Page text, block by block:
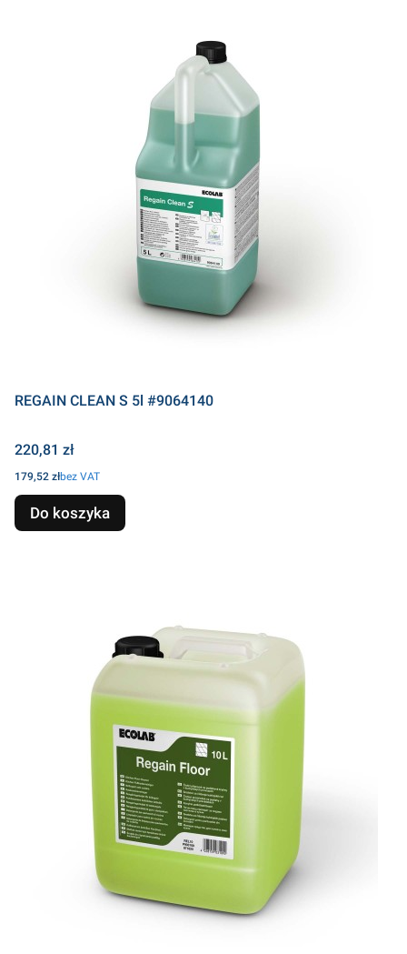
REGAIN CLEAN S 5l #9064140
Cena
220,81 zł
Cena
179,52 złbez VAT
Do koszyka